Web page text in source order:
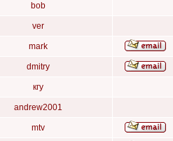
bob
ver
mark
dmitry
кгу
andrew2001
mtv